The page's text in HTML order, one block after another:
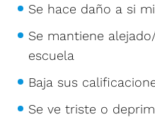
Se hace daño a si
Se mantiene
escuela
Baja sus
Se ve triste o